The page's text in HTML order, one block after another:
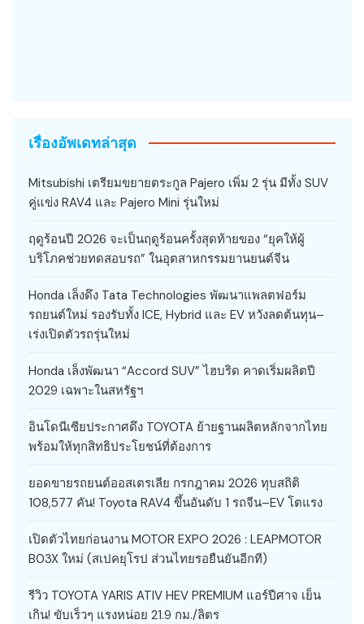
เรื่องอัพเดทล่าสุด
Mitsubishi เตรียมขยายตระกูล Pajero เพิ่ม 2 รุ่น มีทั้ง SUV
คู่แข่ง RAV4 และ Pajero Mini รุ่นใหม่
ฤดูร้อนปี 2026 จะเป็นฤดูร้อนครั้งสุดท้ายของ “ยุคให้ผู้
บริโภคช่วยทดสอบรถ” ในอุตสาหกรรมยานยนต์จีน
Honda เล็งดึง Tata Technologies พัฒนาแพลตฟอร์ม
รถยนต์ใหม่ รองรับทั้ง ICE, Hybrid และ EV หวังลดต้นทุน–
เร่งเปิดตัวรถรุ่นใหม่
Honda เล็งพัฒนา “Accord SUV” ไฮบริด คาดเริ่มผลิตปี
2029 เฉพาะในสหรัฐฯ
อินโดนีเซียประกาศดึง TOYOTA ย้ายฐานผลิตหลักจากไทย
พร้อมให้ทุกสิทธิประโยชน์ที่ต้องการ
ยอดขายรถยนต์ออสเตรเลีย กรกฎาคม 2026 ทุบสถิติ
108,577 คัน! Toyota RAV4 ขึ้นอันดับ 1 รถจีน–EV โตแรง
เปิดตัวไทยก่อนงาน MOTOR EXPO 2026 : LEAPMOTOR
B03X ใหม่ (สเปคยุโรป ส่วนไทยรอยืนยันอีกที)
รีวิว TOYOTA YARIS ATIV HEV PREMIUM แอร์ปีศาจ เย็น
เกิน! ขับเร็วๆ แรงหน่อย 21.9 กม./ลิตร